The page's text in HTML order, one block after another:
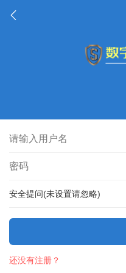
安全提问(未设置请忽略)
还没有注册？